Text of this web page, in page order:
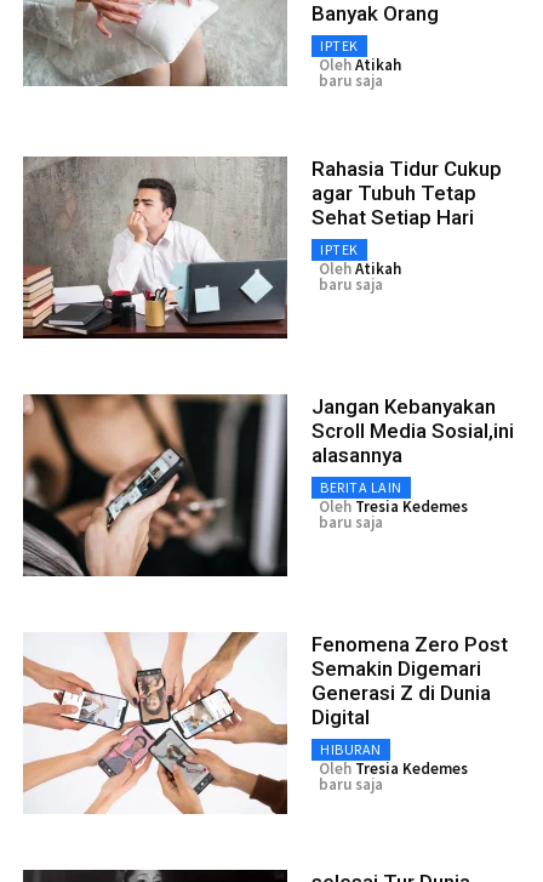
Banyak Orang
IPTEK
OlehAtikah
baru saja
Rahasia Tidur Cukup
agar Tubuh Tetap
Sehat Setiap Hari
IPTEK
OlehAtikah
baru saja
Jangan Kebanyakan
Scroll Media Sosial,ini
alasannya
BERITA LAIN
Oleh Tresia Kedemes
baru saja
Fenomena Zero Post
Semakin Digemari
Generasi Z di Dunia
Digital
HIBURAN
Oleh Tresia Kedemes
baru saja